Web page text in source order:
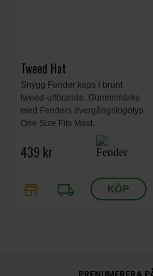
Tweed Hat
Snygg Fender keps i brunt
tweed-utförande. Gummimärke
med Fenders övergångslogotyp.
One Size Fits Most.
439 kr
store local_shipping